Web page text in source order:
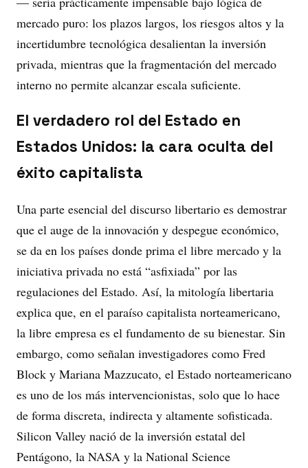
mercado puro: los plazos largos, los riesgos altos y la
incertidumbre tecnológica desalientan la inversión
privada, mientras que la fragmentación del mercado
interno no permite alcanzar escala suficiente.
El verdadero rol del Estado en
Estados Unidos: la cara oculta del
éxito capitalista
Una parte esencial del discurso libertario es demostrar
que el auge de la innovación y despegue económico,
se da en los países donde prima el libre mercado y la
iniciativa privada no está “asfixiada” por las
regulaciones del Estado. Así, la mitología libertaria
explica que, en el paraíso capitalista norteamericano,
la libre empresa es el fundamento de su bienestar. Sin
embargo, como señalan investigadores como Fred
Block y Mariana Mazzucato, el Estado norteamericano
es uno de los más intervencionistas, solo que lo hace
de forma discreta, indirecta y altamente sofisticada.
Silicon Valley nació de la inversión estatal del
Pentágono, la NASA y la National Science